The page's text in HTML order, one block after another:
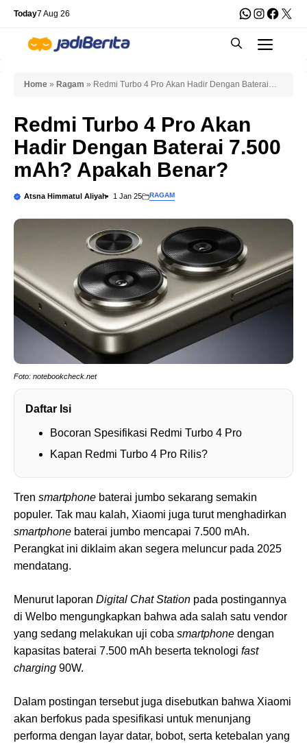
Skip
content
Today7 Aug 26 WhatsApp
X
Home » Ragam » Redmi Turbo 4 Pro Akan Hadir Dengan Baterai
Redmi Turbo 4 Pro Akan
Hadir Dengan Baterai 7.500
mAh? Apakah Benar?
Atsna Himmatul Aliyah 1 Jan 25 RAGAM
Foto: notebookcheck.net
Daftar Isi
Bocoran Spesifikasi Redmi Turbo 4 Pro
Kapan Redmi Turbo 4 Pro Rilis?
Tren smartphone baterai jumbo sekarang semakin
populer. Tak mau kalah, Xiaomi juga turut menghadirkan
smartphone baterai jumbo mencapai 7.500 mAh.
Perangkat ini diklaim akan segera meluncur pada 2025
mendatang.
Menurut laporan Digital Chat Station pada postingannya
di Welbo mengungkapkan bahwa ada salah satu vendor
yang sedang melakukan uji coba smartphone dengan
kapasitas baterai 7.500 mAh beserta teknologi fast
charging 90W.
Dalam postingan tersebut juga disebutkan bahwa Xiaomi
akan berfokus pada spesifikasi untuk menunjang
performa dengan layar datar, bobot, serta ketebalan yang